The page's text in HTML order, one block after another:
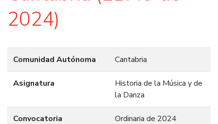
2024)
Comunidad Autónoma Cantabria
Asignatura
Historia de la Música y de
la Danza
Convocatoria Ordinaria de 2024